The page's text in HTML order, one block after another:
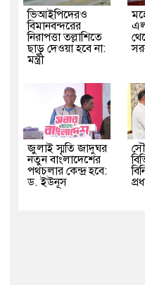
ভিআইপিদেরও
বিমানবন্দরের
নিরাপত্তা তল্লাশিতে
ছাড় দেওয়া হবে না:
মন্ত্রী
জুলাই স্মৃতি জাদুঘর
নতুন বাংলাদেশের
পথচলার কেন্দ্র হবে:
ড. ইউনূস